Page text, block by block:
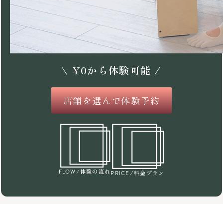
\ ¥0から体験可能 /
店舗を選んで体験予約
FLOW /体験の流れPRICE /料金プラン